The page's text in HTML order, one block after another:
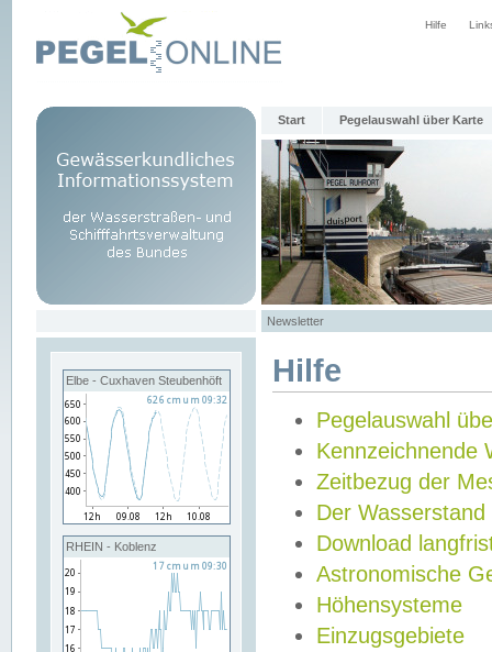
Hilfe
Start Pegelauswahl über Karte
Newsletter
Elbe - Cuxhaven Steubenhöft
RHEIN - Koblenz
Hilfe
Pegelauswahl
Kennzeichnende
Zeitbezug der
Der Wasserstand
Download
Astronomische
Höhensysteme
Einzugsgebiete